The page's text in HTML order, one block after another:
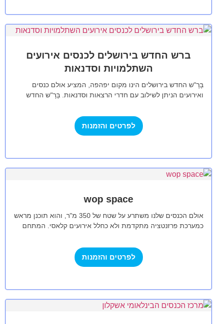
ברש החדש בירושלים לכנסים אירועים
השתלמויות וסדנאות
בָּרָ"ש החדש בירושלים הינו מקום יפהפה, המציע אולם כנסים
ואירועים הניתן לשילוב עם חדרי הרצאות וסדנאות. בָּרָ"ש החדש
לפרטים והזמנות
wop space
אולם הכנסים שלנו משתרע על שטח של 350 מ"ר, והוא תוכנן מראש
כמערכת פרזנטציה מתקדמת ולא כחלל אירועים קלאסי. המתחם
לפרטים והזמנות